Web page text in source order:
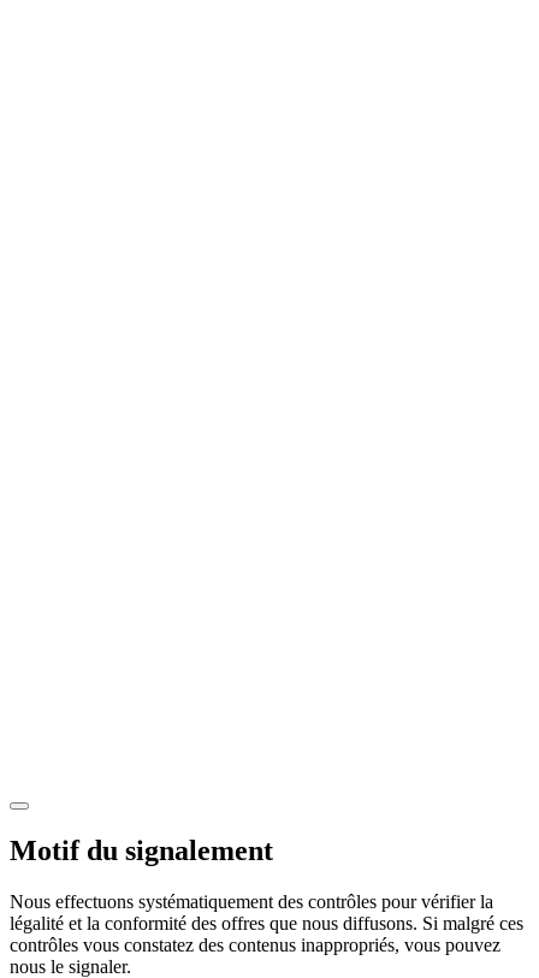
Motif du signalement
Nous effectuons systématiquement des contrôles pour vérifier la
légalité et la conformité des offres que nous diffusons. Si malgré ces
contrôles vous constatez des contenus inappropriés, vous pouvez
nous le signaler.